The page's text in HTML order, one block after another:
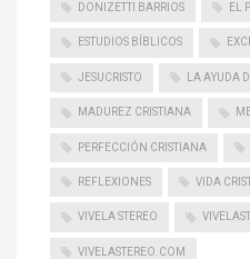
DONIZETTI BARRIOS EL
ESTUDIOS BÍBLICOS
JESUCRISTO LA AYUDA
MADUREZ CRISTIANA
PERFECCIÓN CRISTIANA
REFLEXIONES VIDA
VIVELA STEREO
VIVELASTEREO.COM